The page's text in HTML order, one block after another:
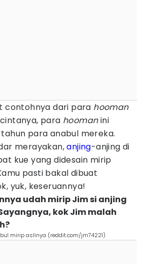
contohnya dari para hooman
para hoomanini
para anabul mereka.
merayakan,anjing-anjing di
kue yang didesain mirip
pasti bakal dibuat
yuk, keseruannya!
udah mirip Jim si anjing
kok Jim malah
mirip aslinya (reddit.com/jm74221)